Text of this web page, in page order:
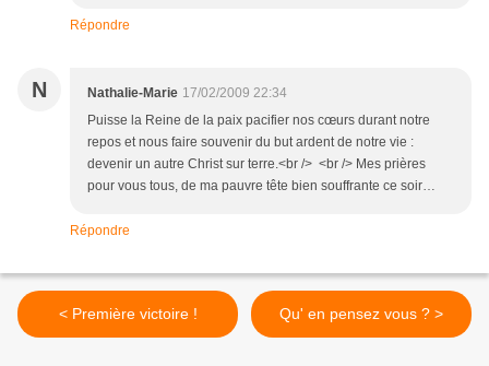
Répondre
N Nathalie-Marie 17/02/2009 22:34
Puisse la Reine de la paix pacifier nos cœurs durant notre
repos et nous faire souvenir du but ardent de notre vie :
devenir un autre Christ sur terre.<br /> <br /> Mes prières
pour vous tous, de ma pauvre tête bien souffrante ce soir…
Répondre
< Première victoire ! Qu' en pensez vous ? >